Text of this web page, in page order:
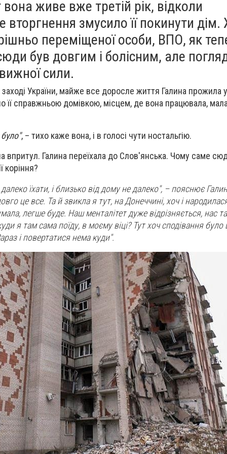
живе вже третій рік, відколи
змусило її покинути дім.
переміщеної особи, ВПО, як
був довгим і болісним, але
сили.
України, майже все доросле життя Галина прожила
її справжньою домівкою, місцем, де вона працювала,
, – тихо каже вона, і в голосі чути ностальгію.
впритул. Галина переїхала до Слов'янська. Чому саме
коріння?
їхати, і близько від дому не далеко", – пояснює
це все. Та й звикла я тут, на Донеччині, хоч і
легше буде. Наш менталітет дуже відрізняється, нас
я там сама поїду, в моєму віці? Тут хоч сподівання
і повертатися нема куди".